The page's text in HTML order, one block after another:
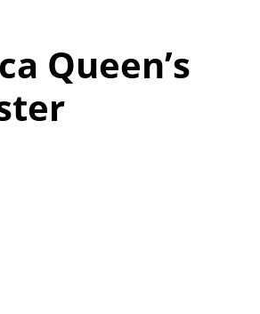
Queen’s